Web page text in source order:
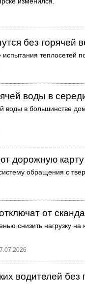
без горячей
теплосетей
воды в
воды в большинстве
дорожную
обращения с
от
снизить нагрузку
водителей